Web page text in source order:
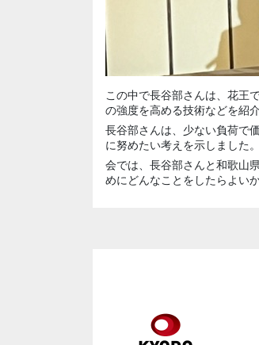
この中で長谷部さんは、花王
の強度を高める技術などを紹介
長谷部さんは、少ない負荷で
に努めたい考えを示しました。
会では、長谷部さんと和歌山
めにどんなことをしたらよい